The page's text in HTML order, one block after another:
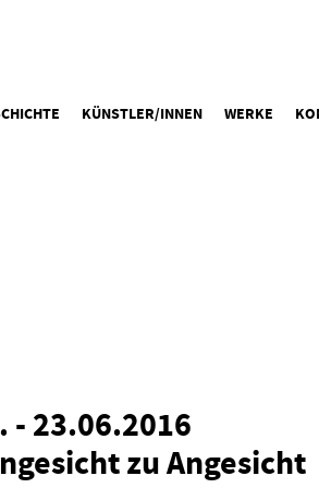
KÜNSTLER/INNEN WERKE
- 23.06.2016
zu Angesicht